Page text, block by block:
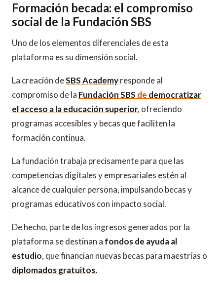
Formación becada: el compromiso
social de la Fundación SBS
Uno de los elementos diferenciales de esta
plataforma es su dimensión social.
La creación deSBS Academyresponde al
compromiso de la Fundación SBS de democratizar
el acceso a la educación superior, ofreciendo
programas accesibles y becas que faciliten la
formación continua.
La fundación trabaja precisamente para que las
competencias digitales y empresariales estén al
alcance de cualquier persona, impulsando becas y
programas educativos con impacto social.
De hecho, parte de los ingresos generados por la
plataforma se destinan a fondos de ayuda al
estudio, que financian nuevas becas para maestrías o
diplomados gratuitos.